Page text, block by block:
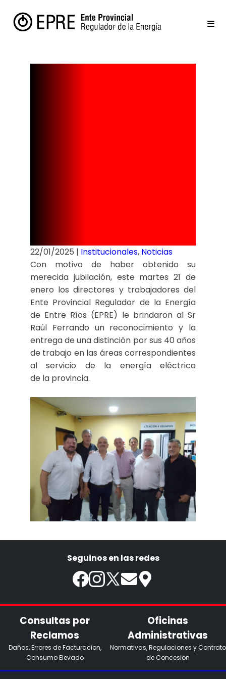
22/01/2025 | Institucionales, Noticias
Con motivo de haber obtenido su
merecida jubilación, este martes 21 de
enero los directores y trabajadores del
Ente Provincial Regulador de la Energía
de Entre Ríos (EPRE) le brindaron al Sr
Raúl Ferrando un reconocimiento y la
entrega de una distinción por sus 40 años
de trabajo en las áreas correspondientes
al servicio de la energía eléctrica
de la provincia.
Seguinos en las redes
Consultas por
Reclamos
Daños, Errores de Facturacion,
Consumo Elevado
Oficinas
Administrativas
Normativas, Regulaciones y Contrato
de Concesion